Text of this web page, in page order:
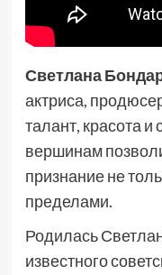
Светлана
актриса,
талант, красота
вершинам
признание не
пределами.
Родилась
известного